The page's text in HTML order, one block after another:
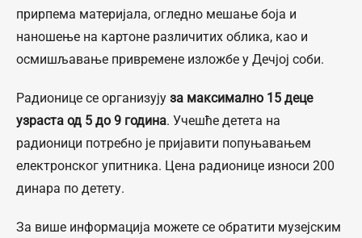
прирпема материјала, огледно мешање боја и
наношење на картоне различитих облика, као и
осмишљавање привремене изложбе у Дечјој соби.
Радионице се организују за максимално 15 деце
узраста од 5 до 9 година. Учешће детета на
радионици потребно је пријавити попуњавањем
електронског упитника. Цена радионице износи 200
динара по детету.
За више информација можете се обратити музејским